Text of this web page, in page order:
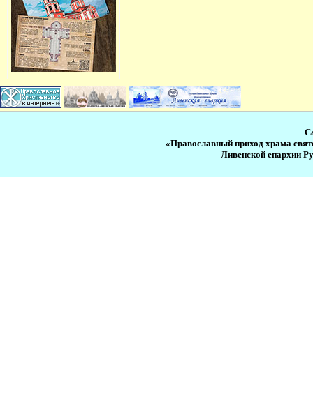
«Православный приход храма
Ливенской епархии